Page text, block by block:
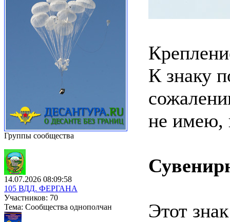
Группы сообщества
14.07.2026 08:09:58
105 ВДД. ФЕРГАНА
Участников: 70
Тема: Сообщества однополчан
К знаку
не имею,
Этот